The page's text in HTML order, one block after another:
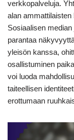
verkkopalveluja.
alan
Sosiaalisen
parantaa
yleisön kanssa,
osallistuminen
voi luoda
taiteellisen
erottumaan